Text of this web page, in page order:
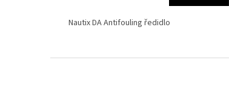
Nautix DA Antifouling ředidlo